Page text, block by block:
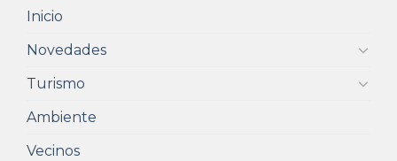
Inicio
Novedades
Turismo
Ambiente
Vecinos